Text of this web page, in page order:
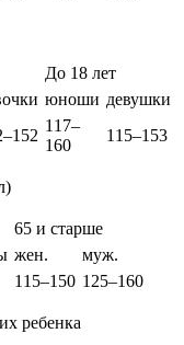
До 18 лет
юноши девушки
117–
160
115–153
65 и старше
жен.
муж.
115–150 125–160
ребенка